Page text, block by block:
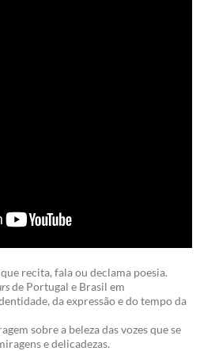
recita, fala ou declama poesia.
de Portugal e Brasil em
da expressão e do tempo da
sobre a beleza das vozes que se
e delicadezas.